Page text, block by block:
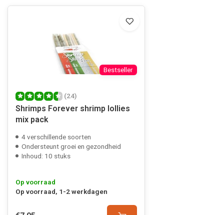
Bestseller
(24)
Shrimps Forever shrimp lollies
mix pack
4 verschillende soorten
Ondersteunt groei en gezondheid
Inhoud: 10 stuks
Op voorraad
Op voorraad, 1-2 werkdagen